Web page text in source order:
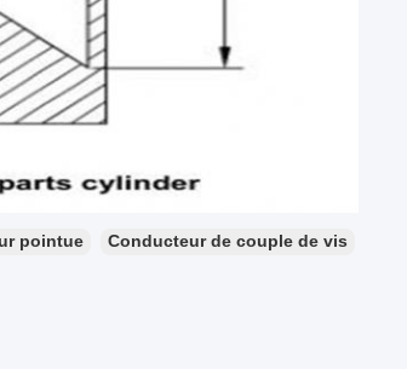
pointue Conducteur de couple de vis